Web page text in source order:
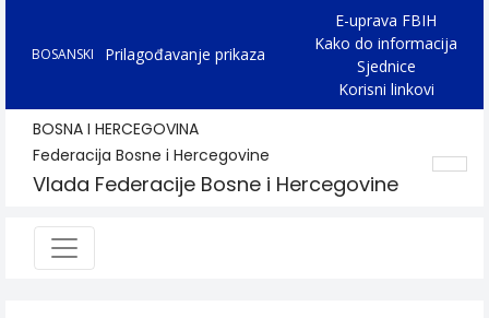
BOSANSKI Prilagođavanje prikaza
E-uprava FBIH
Kako do informacija
Sjednice
Korisni linkovi
BOSNA I HERCEGOVINA
Federacija Bosne i Hercegovine
Vlada Federacije Bosne i Hercegovine